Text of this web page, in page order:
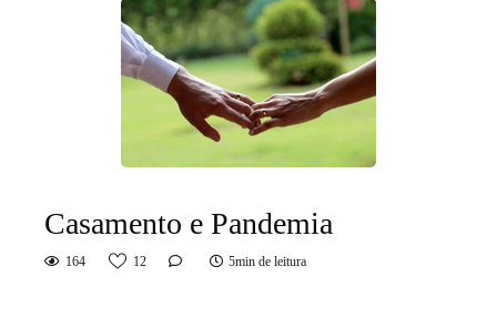
Casamento e Pandemia
164 12 5min de leitura